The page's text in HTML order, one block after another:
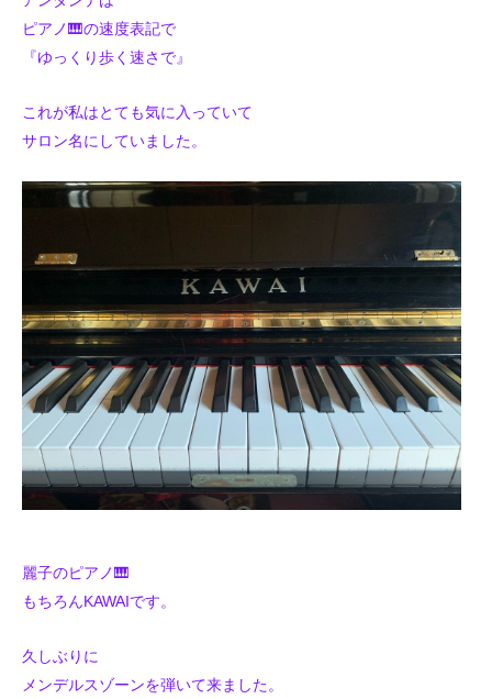
ピアノ🎹の速度表記で
『ゆっくり歩く速さで』
これが私はとても気に入っていて
サロン名にしていました。
麗子のピアノ🎹
もちろんKAWAIです。
久しぶりに
メンデルスゾーンを弾いて来ました。